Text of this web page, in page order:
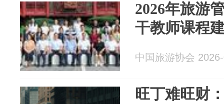
2026年旅游
干教师课程
中国旅游协会
旺丁难旺财